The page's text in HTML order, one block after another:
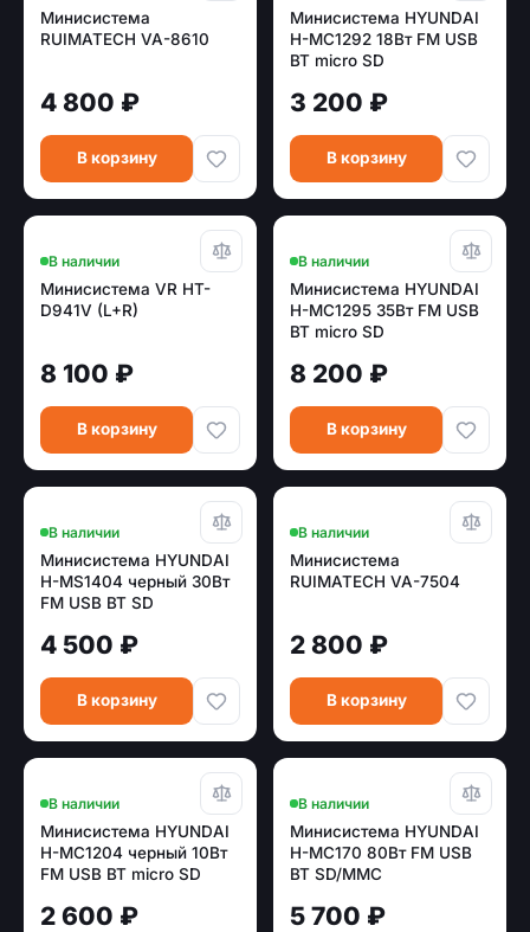
Минисистема
RUIMATECH VA-8610
4 800 ₽
В корзину
Минисистема HYUNDAI
H-MC1292 18Вт FM USB
BT micro SD
3 200 ₽
В корзину
В наличии
Минисистема VR HT-
D941V (L+R)
8 100 ₽
В корзину
В наличии
Минисистема HYUNDAI
H-MC1295 35Вт FM USB
BT micro SD
8 200 ₽
В корзину
В наличии
Минисистема HYUNDAI
H-MS1404 черный 30Вт
FM USB BT SD
4 500 ₽
В корзину
В наличии
Минисистема
RUIMATECH VA-7504
2 800 ₽
В корзину
В наличии
Минисистема HYUNDAI
H-MC1204 черный 10Вт
FM USB BT micro SD
2 600 ₽
В наличии
Минисистема HYUNDAI
H-MC170 80Вт FM USB
BT SD/MMC
5 700 ₽